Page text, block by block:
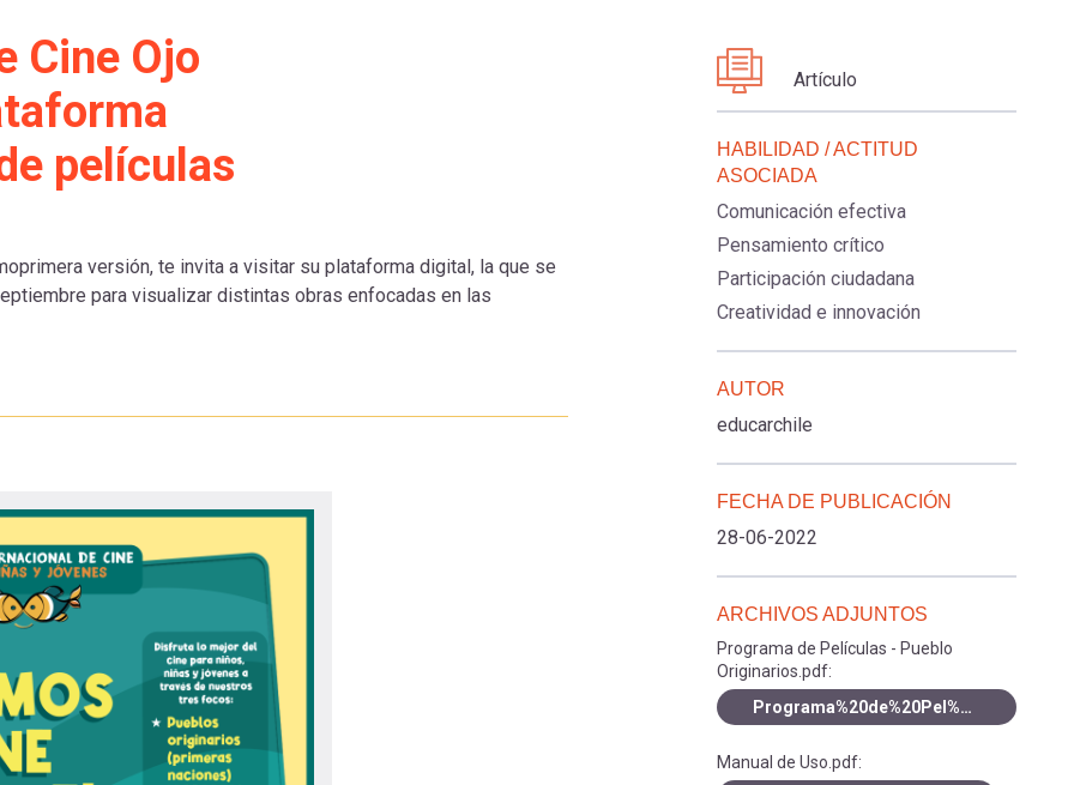
Cine Ojo
películas
versión, te invita a visitar su plataforma digital, la que se
para visualizar distintas obras enfocadas en las
Artículo
HABILIDAD / ACTITUD
ASOCIADA
Comunicación efectiva
Pensamiento crítico
Participación ciudadana
Creatividad e innovación
AUTOR
educarchile
FECHA DE PUBLICACIÓN
28-06-2022
ARCHIVOS ADJUNTOS
Programa de Películas - Pueblo
Originarios.pdf:
Programa%20de%20Pel%C3%ADculas%20-%20Pueblo%20Originarios.pdf
Manual de Uso.pdf: